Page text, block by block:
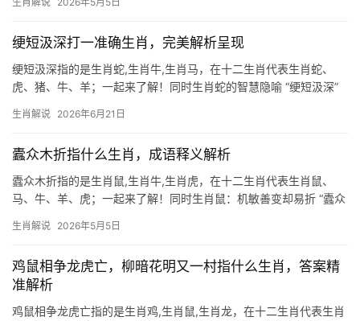
明明粮仓已满，仍觉不够，这类人常将算计当作智慧，把投机视为
绠短汲深打一准确生肖，完美解析呈现
绠短汲深指的是生肖蛇,生肖牛,生肖马，在十二生肖代表生肖蛇、
虎、猪、牛、羊；一起来了解！同时生肖蛇的智慧隐喻 “绠短汲深”
十二生肖中，唯有生肖蛇与之神似——蛇身柔软无足，却能攀岩钻
生肖解说 2026年6月21日
蠹众木折指什么生肖，成语释义解析
蠹众木折指的是生肖鼠,生肖牛,生肖虎，在十二生肖代表生肖鼠、
马、牛、羊、虎；一起来了解！同时生肖鼠：机敏善变却易折 “蠹众
则显其聪慧过人却易因小失大——2026年逢太岁相冲，下半年事业
生肖解说 2026年5月5日
鸡鼠相争龙虎亡，柳暗花明又一村指什么生肖，答案精
准解析
鸡鼠相争龙虎亡指的是生肖鸡,生肖鼠,生肖龙，在十二生肖代表生肖